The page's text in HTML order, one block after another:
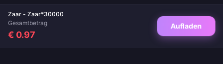
Zaar - Zaar*30000
Gesamtbetrag
€ 0.97
Aufladen